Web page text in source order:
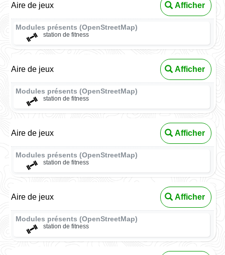
Aire de jeux Afficher
Modules présents (OpenStreetMap)
station de fitness
Aire de jeux Afficher
Modules présents (OpenStreetMap)
station de fitness
Aire de jeux Afficher
Modules présents (OpenStreetMap)
station de fitness
Aire de jeux Afficher
Modules présents (OpenStreetMap)
station de fitness